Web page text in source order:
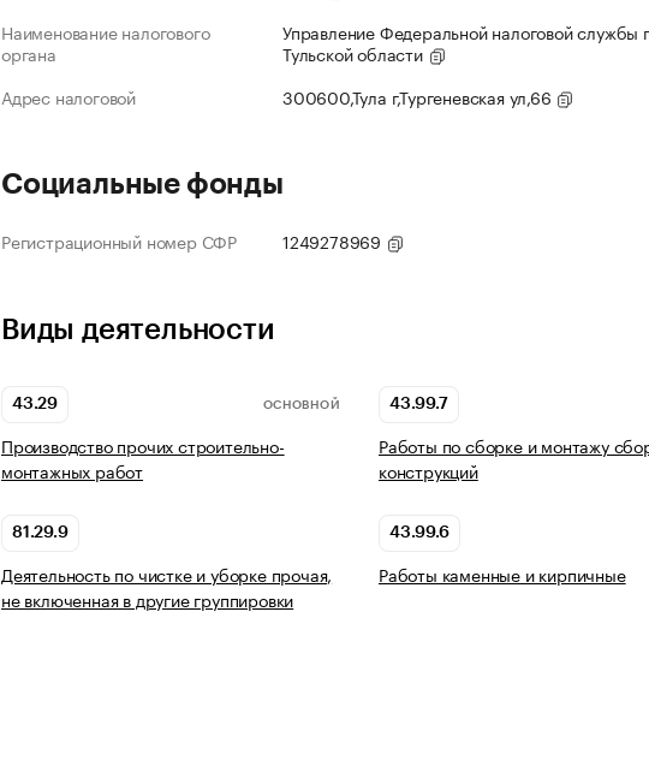
Наименование налогового
органа
Управление Федеральной налоговой службы
Тульской области
Адрес налоговой
300600,Тула г,Тургеневская ул,66
Социальные фонды
Регистрационный номер СФР 1249278969
Виды деятельности
43.29 ОСНОВНОЙ
Производство прочих строительно-
монтажных работ
43.99.7
Работы по сборке и монтажу
конструкций
81.29.9
Деятельность по чистке и уборке прочая,
не включенная в другие группировки
43.99.6
Работы каменные и кирпичные